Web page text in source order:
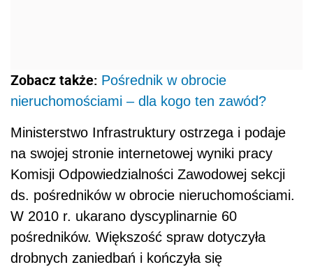
Zobacz także: Pośrednik w obrocie
nieruchomościami – dla kogo ten zawód?
Ministerstwo Infrastruktury ostrzega i podaje
na swojej stronie internetowej wyniki pracy
Komisji Odpowiedzialności Zawodowej sekcji
ds. pośredników w obrocie nieruchomościami.
W 2010 r. ukarano dyscyplinarnie 60
pośredników. Większość spraw dotyczyła
drobnych zaniedbań i kończyła się